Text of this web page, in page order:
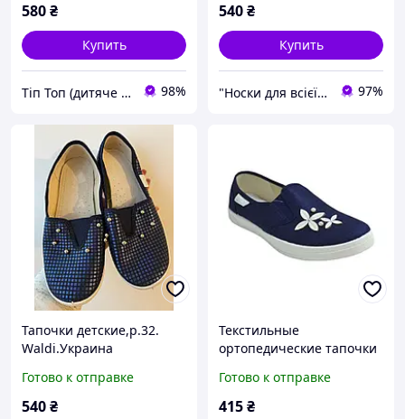
580₴
Купить
Тіп Топ (дитяче взуття) 98%
540₴
Купить
"Носки для всієї сім'ї, одяг, взуття та інші товари" 97%
Тапочки детские,р.32.
Waldi.Украина
Готово к отправке
540₴
Текстильные
ортопедические тапочки
(321-770) 37 синий
Готово к отправке
415₴